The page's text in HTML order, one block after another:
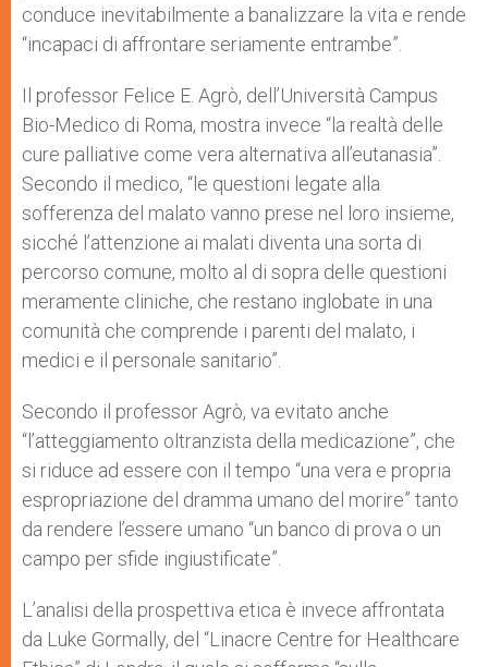
conduce inevitabilmente a banalizzare la vita e rende
“incapaci di affrontare seriamente entrambe”.
Il professor Felice E. Agrò, dell’Università Campus
Bio-Medico di Roma, mostra invece “la realtà delle
cure palliative come vera alternativa all’eutanasia”.
Secondo il medico, “le questioni legate alla
sofferenza del malato vanno prese nel loro insieme,
sicché l’attenzione ai malati diventa una sorta di
percorso comune, molto al di sopra delle questioni
meramente cliniche, che restano inglobate in una
comunità che comprende i parenti del malato, i
medici e il personale sanitario”.
Secondo il professor Agrò, va evitato anche
“l’atteggiamento oltranzista della medicazione”, che
si riduce ad essere con il tempo “una vera e propria
espropriazione del dramma umano del morire” tanto
da rendere l’essere umano “un banco di prova o un
campo per sfide ingiustificate”.
L’analisi della prospettiva etica è invece affrontata
da Luke Gormally, del “Linacre Centre for Healthcare